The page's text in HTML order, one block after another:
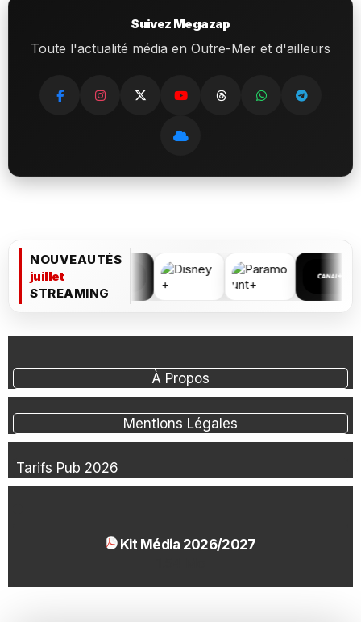
Suivez Megazap
Toute l'actualité média en Outre-Mer et d'ailleurs
NOUVEAUTÉS
juillet
STREAMING
À Propos
Mentions Légales
Tarifs Pub 2026
Kit Média 2026/2027